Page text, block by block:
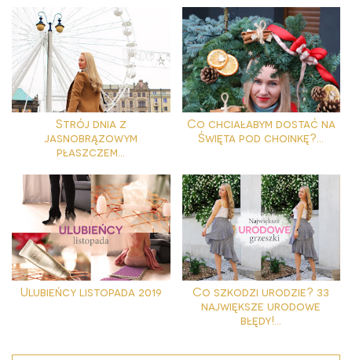
Strój dnia z
jasnobrązowym
płaszczem...
Co chciałabym dostać na
Święta pod choinkę?...
Ulubieńcy listopada 2019
Co szkodzi urodzie? 33
największe urodowe
błędy!...